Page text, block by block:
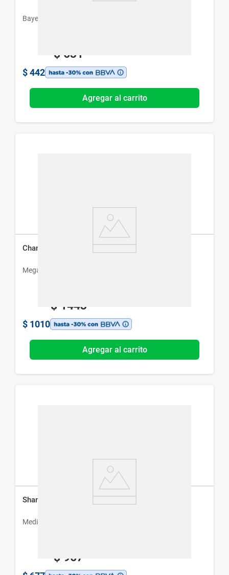
Bayer
$ 631
$ 442
Agregar al carrito
Champú Micoralex x 100 ml
Megalabs
$ 1443
$ 1010
Agregar al carrito
Shampoo Micoralex x 60 ml
Medihealth
$ 967